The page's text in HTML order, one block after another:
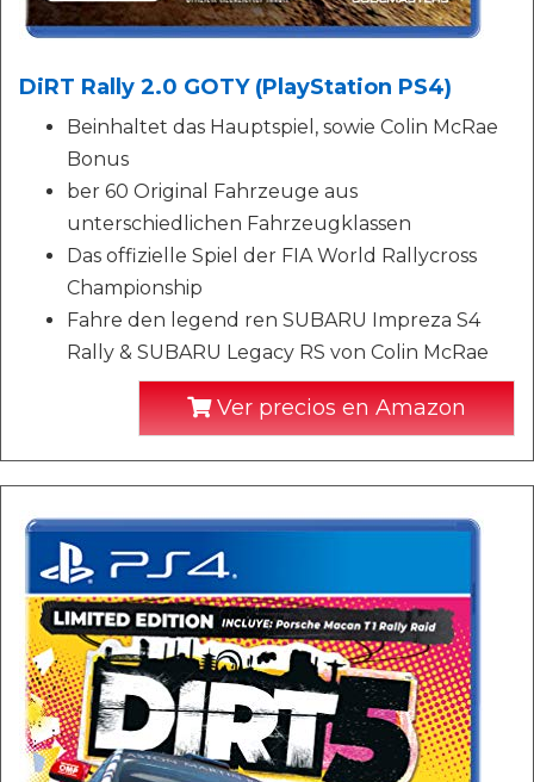
DiRT Rally 2.0 GOTY (PlayStation PS4)
Beinhaltet das Hauptspiel, sowie Colin McRae
Bonus
ber 60 Original Fahrzeuge aus
unterschiedlichen Fahrzeugklassen
Das offizielle Spiel der FIA World Rallycross
Championship
Fahre den legend ren SUBARU Impreza S4
Rally & SUBARU Legacy RS von Colin McRae
Ver precios en Amazon